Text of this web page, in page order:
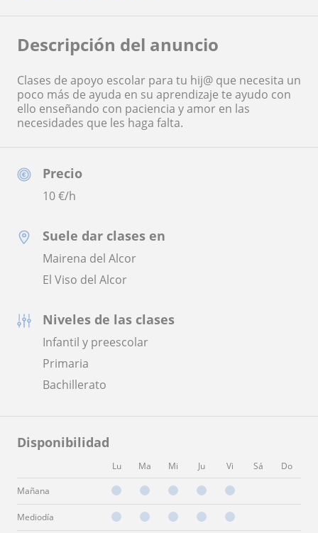
Precio
10€/h
Suele dar clases en
Mairena del Alcor
El Viso del Alcor
Niveles de las clases
Infantil y preescolar
Primaria
Bachillerato
Disponibilidad
Lu Ma Mi Ju Vi Sá Do
Mañana
Mediodía
Descripción del anuncio
Clases de apoyo escolar para tu hij@ que necesita un
poco más de ayuda en su aprendizaje te ayudo con
ello enseñando con paciencia y amor en las
necesidades que les haga falta.